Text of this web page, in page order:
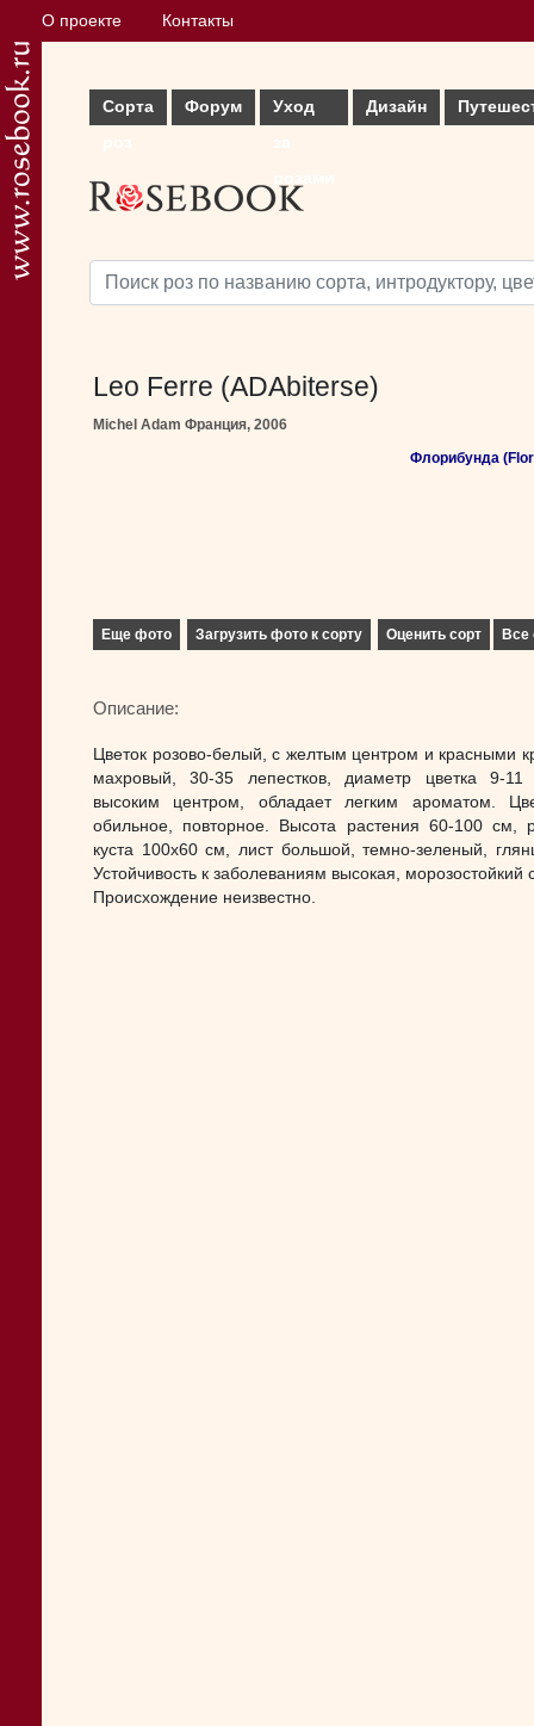
О проекте Контакты
Сорта
Форум
Уход
Дизайн
Leo Ferre (ADAbiterse)
Michel Adam Франция, 2006
Флорибунда
Еще фото Загрузить фото к сорту Оценить сорт Все
Описание:
Цветок розово-белый, с желтым центром и красными
махровый, 30-35 лепестков, диаметр цветка 9-
высоким центром, обладает легким ароматом.
обильное, повторное. Высота растения 60-100 см,
куста 100х60 см, лист большой, темно-зеленый,
Устойчивость к заболеваниям высокая, морозостойкий
Происхождение неизвестно.